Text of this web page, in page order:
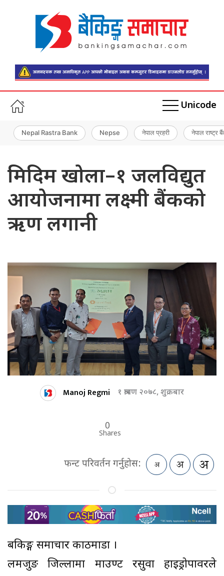
Unicode
Nepal Rastra Bank Nepse नेपाल प्रहरी नेपाल राष्ट्र
मिदिम खोला–१ जलविद्युत
आयोजनामा लक्ष्मी बैंकको
ऋण लगानी
Manoj Regmi १ श्रावण २०७८, शुक्रबार
0
Shares
फन्ट परिवर्तन गर्नुहोस:
बैंकिङ्ग समाचार काठमाडौं ।
लमजुङ जिल्लामा माउण्ट रसुवा हाइड्रोपावरले